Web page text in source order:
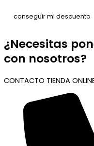
¿Necesitas
con nosotros?
CONTACTO TIENDA